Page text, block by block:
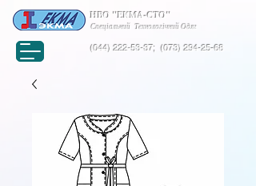
(044) 222-53-37;(073) 294-25-68
НВО "ЕКМА-СТО"
Спеціальний Технологічний Одяг